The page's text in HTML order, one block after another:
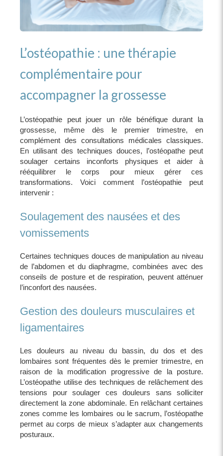
L’ostéopathie : une thérapie
complémentaire pour
accompagner la grossesse
L’ostéopathie peut jouer un rôle bénéfique durant la
grossesse, même dès le premier trimestre, en
complément des consultations médicales classiques.
En utilisant des techniques douces, l’ostéopathe peut
soulager certains inconforts physiques et aider à
rééquilibrer le corps pour mieux gérer ces
transformations. Voici comment l’ostéopathie peut
intervenir :
Soulagement des nausées et des
vomissements
Certaines techniques douces de manipulation au niveau
de l’abdomen et du diaphragme, combinées avec des
conseils de posture et de respiration, peuvent atténuer
l’inconfort des nausées.
Gestion des douleurs musculaires et
ligamentaires
Les douleurs au niveau du bassin, du dos et des
lombaires sont fréquentes dès le premier trimestre, en
raison de la modification progressive de la posture.
L’ostéopathe utilise des techniques de relâchement des
tensions pour soulager ces douleurs sans solliciter
directement la zone abdominale. En relâchant certaines
zones comme les lombaires ou le sacrum, l’ostéopathe
permet au corps de mieux s’adapter aux changements
posturaux.